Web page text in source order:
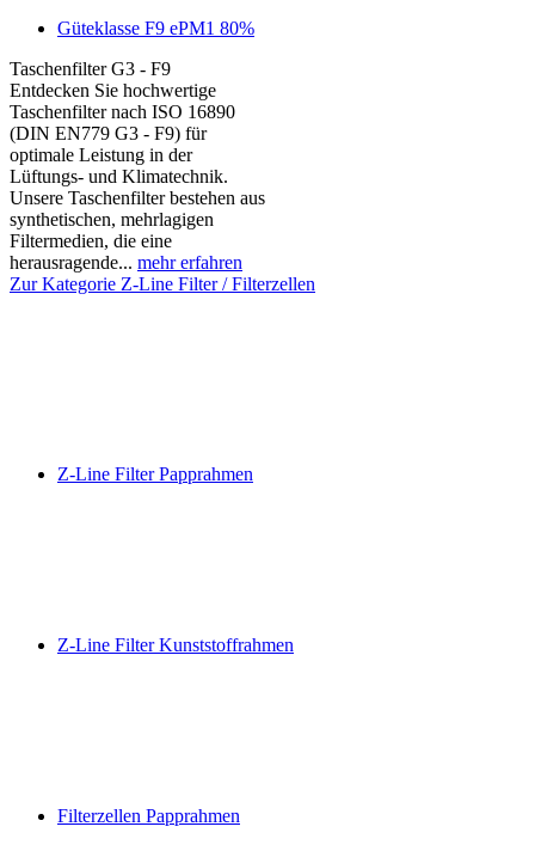
Güteklasse F9 ePM1 80%
Taschenfilter G3 - F9
Entdecken Sie hochwertige
Taschenfilter nach ISO 16890
(DIN EN779 G3 - F9) für
optimale Leistung in der
Lüftungs- und Klimatechnik.
Unsere Taschenfilter bestehen aus
synthetischen, mehrlagigen
Filtermedien, die eine
herausragende... mehr erfahren
Zur Kategorie Z-Line Filter / Filterzellen
Z-Line Filter Papprahmen
Z-Line Filter Kunststoffrahmen
Filterzellen Papprahmen